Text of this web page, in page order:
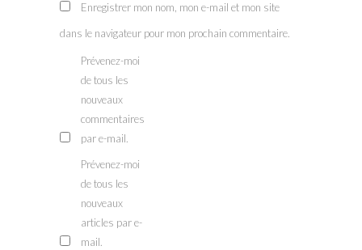
Enregistrer mon nom, mon e-mail et mon site
dans le navigateur pour mon prochain commentaire.
Prévenez-moi
de tous les
nouveaux
commentaires
par e-mail.
Prévenez-moi
de tous les
nouveaux
articles par e-
mail.